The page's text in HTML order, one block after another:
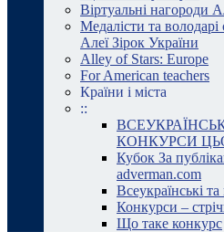
Віртуальні нагороди
Медалісти та володарі
Алеї Зірок України
Alley of Stars: Europe
For American teachers
Країни і міста
::
КОНКУРСИ
Кубок За
adverman.com
Всеукраїнські
Конкурси –
Що таке конкурс